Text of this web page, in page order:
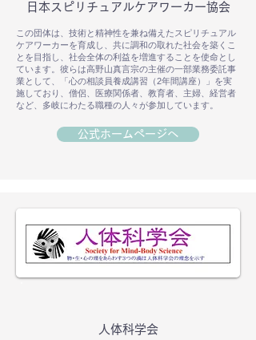
日本スピリチュアルケアワーカー協会
この団体は、技術と精神性を兼ね備えたスピリチュアル
ケアワーカーを育成し、共に調和の取れた社会を築くこ
とを目指し、社会全体の利益を増進することを使命とし
ています。彼らは高野山真言宗の主催の一部業務委託事
業として、「心の相談員養成講習（2年間講座）」を実
施しており、僧侶、医療関係者、教育者、主婦、経営者
など、多岐にわたる職種の人々が参加しています。
公式ホームページへ
人体科学会